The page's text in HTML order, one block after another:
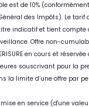
est de 10%
des Impôts). Le tarif
indicatif et tient compte
Offre non-
en cours et
souscrivant pour la
la limite d’une offre par
en service (d'une